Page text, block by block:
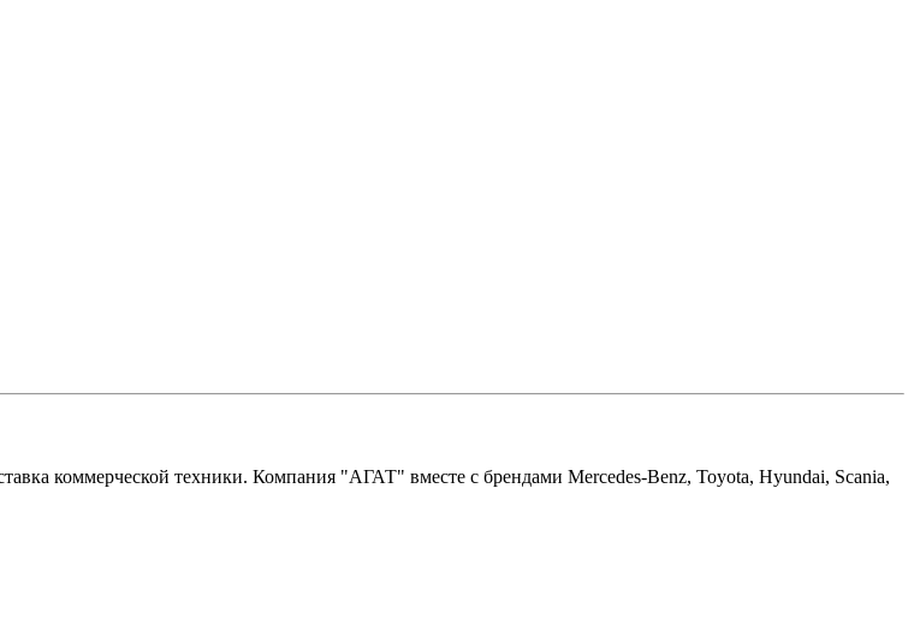
коммерческой техники. Компания "АГАТ" вместе с брендами Mercedes-Benz, Toyota, Hyundai, Scania,